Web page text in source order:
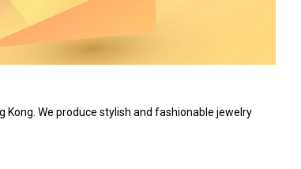
We produce stylish and fashionable jewelry